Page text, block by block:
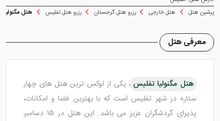
پرشین هتل
هتل خارجی رزرو هتل گرجستان رزرو هتل تفلیس هتل مگنولیا
معرفی هتل
هتل مگنولیا تفلیس ، یکی از لوکس ترین هتل های چهار
ستاره در شهر تفلیس است که با بهترین فضا و امکانات،
پذیرای گردشگران عزیز می باشد. این هتل در 15 دسامبر